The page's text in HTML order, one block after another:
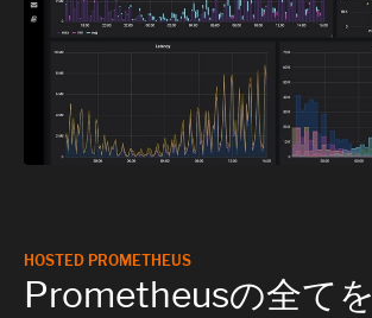
HOSTED PROMETHEUS
Prometheusの全てを